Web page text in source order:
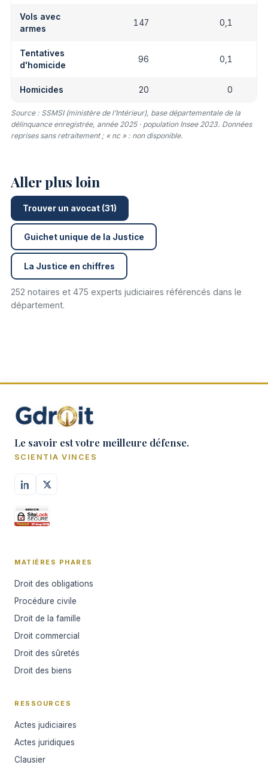
Vols avec
armes
147 0,1
Tentatives
d'homicide
96 0,1
Homicides 20 0
Source : SSMSI (ministère de l’Intérieur), base départementale de la
délinquance enregistrée, année 2025 · population Insee 2023. Données
reprises sans retraitement ; « nc » : non disponible.
Aller plus loin
Trouver un avocat (31)
Guichet unique de la Justice
La Justice en chiffres
252 notaires et 475 experts judiciaires référencés dans le
département.
Le savoir est votre meilleure défense.
SCIENTIA VINCES
MATIÈRES PHARES
Droit des obligations
Procédure civile
Droit de la famille
Droit commercial
Droit des sûretés
Droit des biens
RESSOURCES
Actes judiciaires
Actes juridiques
Clausier